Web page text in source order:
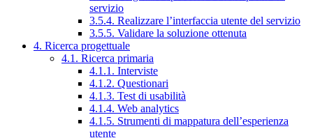
servizio
3.5.4. Realizzare l’interfaccia utente del servizio
3.5.5. Validare la soluzione ottenuta
4. Ricerca progettuale
4.1. Ricerca primaria
4.1.1. Interviste
4.1.2. Questionari
4.1.3. Test di usabilità
4.1.4. Web analytics
4.1.5. Strumenti di mappatura dell’esperienza
utente